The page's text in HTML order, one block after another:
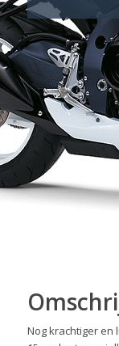
Nog krachtiger en